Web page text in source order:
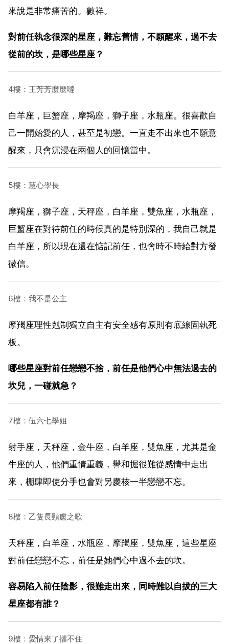
來說是非常痛苦的。數祥。
對前任執念很深的星座，難忘舊情，不願醒來，過不去
從前的坎，是哪些星座？
4樓：王芳芳麼麼噠
白羊座，巨蟹座，摩羯座，獅子座，水瓶座。很喜歡自
己一開始愛的人，甚至是初戀。一直走不出來也不願意
醒來，只會沉浸在兩個人的回憶當中。
5樓：慧心學長
摩羯座，獅子座，天秤座，白羊座，雙魚座，水瓶座，
巨蟹座在對待前任的時候真的是特別深的，我自己就是
白羊座，所以現在還在惦記前任，也會時不時給對方發
微信。
6樓：我不是公主
摩羯座理性剋制獨立自主有安全感有原則有底線固執死
板。
哪些星座對前任戀戀不捨，前任是他們心中無法過去的
坎兒，一碰就急？
7樓：伍六七學姐
射手座，天秤座，金牛座，白羊座，雙魚座，尤其是金
牛座的人，他們重情重義，譽和掘很難從感情中走出
來，棚肆即使分手也會對另慶核一半戀戀不忘。
8樓：乙隻長頸盧之歌
天秤座，白羊座，水瓶座，摩羯座，雙魚座，這些星座
對前任戀戀不忘，前任是她們心中過不去的坎。
容易陷入前任陰影，很難走出來，同時難以自拔的三大
星座都有誰？
9樓：愛情來了擋不住